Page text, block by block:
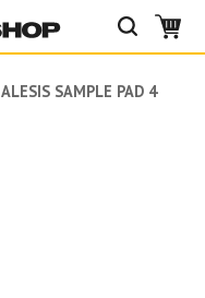
ALESIS SAMPLE PAD 4